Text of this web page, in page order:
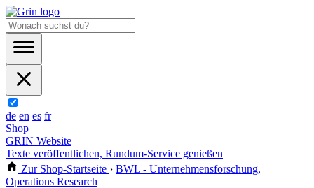
de en es fr
Shop
GRIN Website
Texte veröffentlichen, Rundum-Service genießen
Zur Shop-Startseite › BWL - Unternehmensforschung,
Operations Research